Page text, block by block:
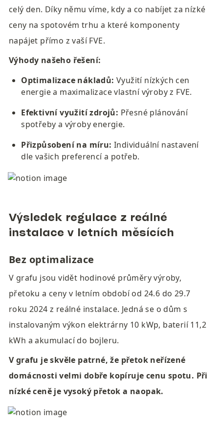
celý den. Díky němu víme, kdy a co nabíjet za nízké
ceny na spotovém trhu a které komponenty
napájet přímo z vaší FVE.
Výhody našeho řešení:
Optimalizace nákladů: Využití nízkých cen
energie a maximalizace vlastní výroby z FVE.
Efektivní využití zdrojů: Přesné plánování
spotřeby a výroby energie.
Přizpůsobení na míru: Individuální nastavení
dle vašich preferencí a potřeb.
Výsledek regulace z reálné
instalace v letních měsících
Bez optimalizace
V grafu jsou vidět hodinové průměry výroby,
přetoku a ceny v letním období od 24.6 do 29.7
roku 2024 z reálné instalace. Jedná se o dům s
instalovaným výkon elektrárny 10 kWp, baterií 11,2
kWh a akumulací do bojleru.
V grafu je skvěle patrné, že přetok neřízené
domácnosti velmi dobře kopíruje cenu spotu. Při
nízké ceně je vysoký přetok a naopak.